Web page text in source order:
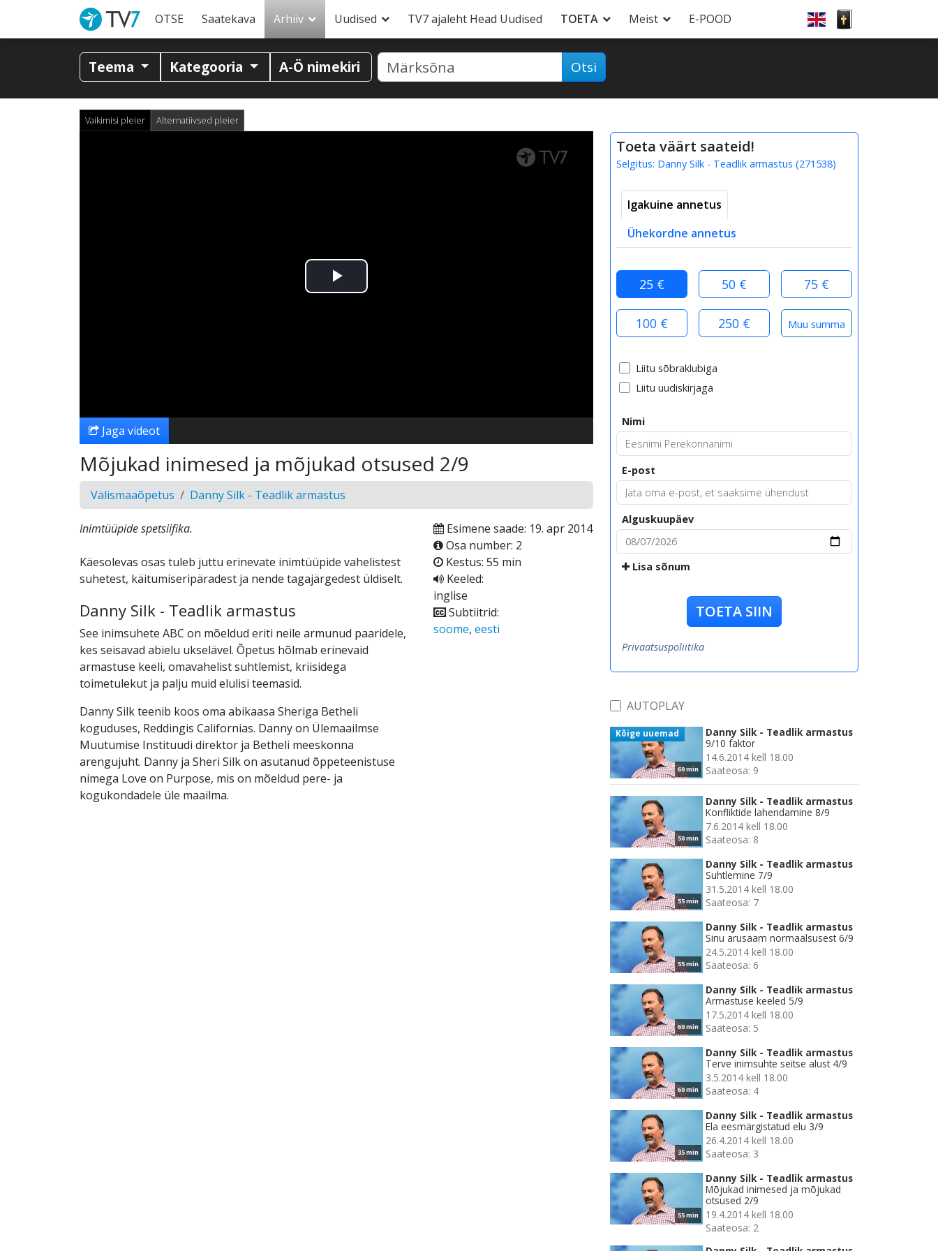
OTSE Saatekava Arhiiv Uudised TV7 ajaleht Head Uudised TOETA Meist E-POOD
Teema Kategooria A-Ö nimekiri Otsi
Vaikimisi pleier Alternatiivsed pleier
Esita
Jaga videot
Mõjukad inimesed ja mõjukad otsused 2/9
Välismaaõpetus Danny Silk - Teadlik armastus
Inimtüüpide spetsiifika.
Käesolevas osas tuleb juttu erinevate inimtüüpide vahelistest
suhetest, käitumiseripäradest ja nende tagajärgedest üldiselt.
Danny Silk - Teadlik armastus
See inimsuhete ABC on mõeldud eriti neile armunud paaridele,
kes seisavad abielu ukselävel. Õpetus hõlmab erinevaid
armastuse keeli, omavahelist suhtlemist, kriisidega
toimetulekut ja palju muid elulisi teemasid.
Danny Silk teenib koos oma abikaasa Sheriga Betheli
koguduses, Reddingis Californias. Danny on Ülemaailmse
Muutumise Instituudi direktor ja Betheli meeskonna
arengujuht. Danny ja Sheri Silk on asutanud õppeteenistuse
nimega Love on Purpose, mis on mõeldud pere- ja
kogukondadele üle maailma.
Esimene saade: 19. apr 2014
Osa number: 2
Kestus: 55 min
Keeled:
inglise
Subtiitrid:
soome, eesti
Toeta väärt saateid!
Selgitus: Danny Silk - Teadlik armastus (271538)
Igakuine annetus
Ühekordne annetus
25 € 50 € 75 €
100 € 250 €
Liitu sõbraklubiga
Liitu uudiskirjaga
Nimi
E-post
Alguskuupäev
Lisa sõnum
TOETA SIIN
Privaatsuspoliitika
AUTOPLAY
60 min
Kõige uuemad
Danny Silk - Teadlik armastus
9/10 faktor
14.6.2014 kell 18.00
Saateosa: 9
50 min
Danny Silk - Teadlik armastus
Konfliktide lahendamine 8/9
7.6.2014 kell 18.00
Saateosa: 8
55 min
Danny Silk - Teadlik armastus
Suhtlemine 7/9
31.5.2014 kell 18.00
Saateosa: 7
55 min
Danny Silk - Teadlik armastus
Sinu arusaam normaalsusest 6/9
24.5.2014 kell 18.00
Saateosa: 6
60 min
Danny Silk - Teadlik armastus
Armastuse keeled 5/9
17.5.2014 kell 18.00
Saateosa: 5
60 min
Danny Silk - Teadlik armastus
Terve inimsuhte seitse alust 4/9
3.5.2014 kell 18.00
Saateosa: 4
35 min
Danny Silk - Teadlik armastus
Ela eesmärgistatud elu 3/9
26.4.2014 kell 18.00
Saateosa: 3
55 min
Danny Silk - Teadlik armastus
Mõjukad inimesed ja mõjukad
otsused 2/9
19.4.2014 kell 18.00
Saateosa: 2